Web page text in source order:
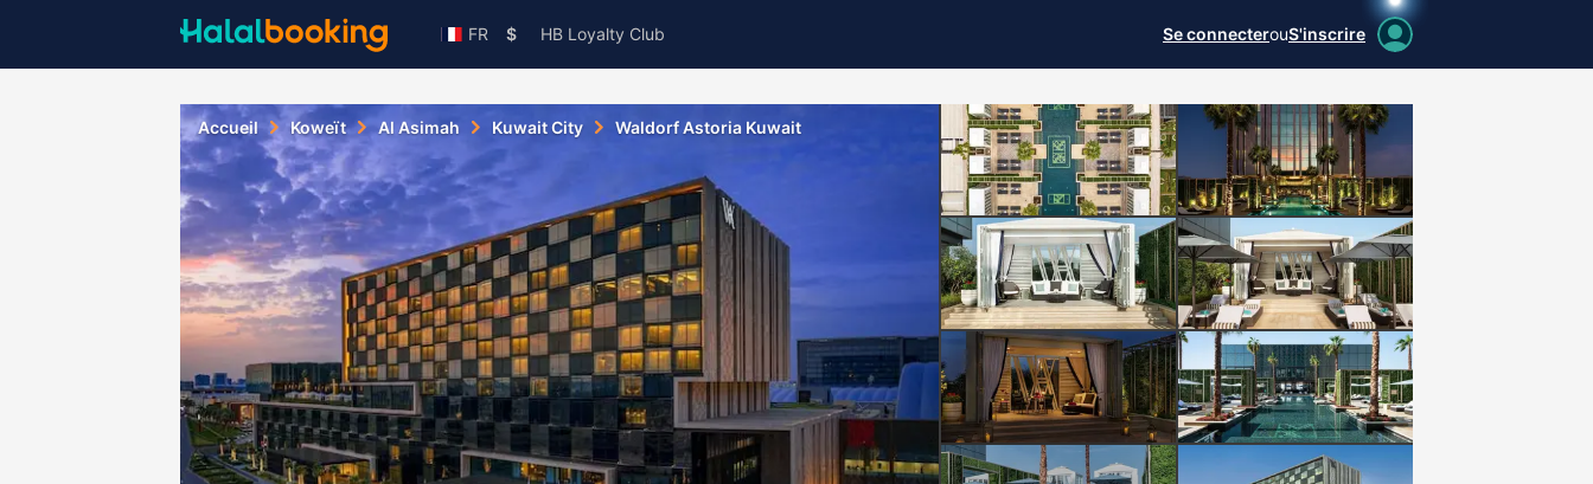
FR $ HB Loyalty Club Se connecterouS'inscrire
Accueil Koweït Al Asimah Kuwait City Waldorf Astoria Kuwait